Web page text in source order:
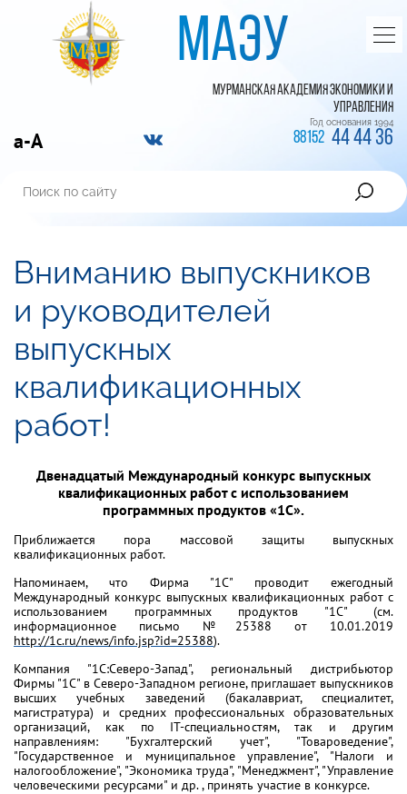
МАЭУ
МУРМАНСКАЯ АКАДЕМИЯ ЭКОНОМИКИ И
УПРАВЛЕНИЯ
Год основания 1994
a-A 88152 44 44 36
Вниманию выпускников
и руководителей
выпускных
квалификационных
работ!
Двенадцатый Международный конкурс выпускных
квалификационных работ с использованием
программных продуктов «1С».
Приближается пора массовой защиты выпускных
квалификационных работ.
Напоминаем, что Фирма "1С" проводит ежегодный
Международный конкурс выпускных квалификационных работ с
использованием программных продуктов "1С" (см.
информационное письмо №25388 от 10.01.2019
http://1c.ru/news/info.jsp?id=25388).
Компания "1С:Северо-Запад", региональный дистрибьютор
Фирмы "1С" в Северо-Западном регионе, приглашает выпускников
высших учебных заведений (бакалавриат, специалитет,
магистратура) и средних профессиональных образовательных
организаций, как по IT-специальностям, так и другим
направлениям: "Бухгалтерский учет", "Товароведение",
"Государственное и муниципальное управление", "Налоги и
налогообложение", "Экономика труда", "Менеджмент", "Управление
человеческими ресурсами" и др. , принять участие в конкурсе.